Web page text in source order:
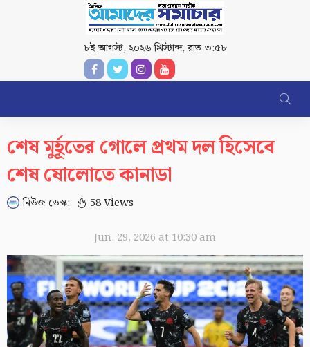
৮ই আগস্ট, ২০২৬ খ্রিস্টাব্দ,রাত ৩:৫৮
শেষ মুর্হূতের গোলে প্রথম দল হিসেবে
শেষ ষোলোতে কানাডা
নিউজ ডেস্ক: 58 Views
Jun. 29, 2026 at 10:30 am